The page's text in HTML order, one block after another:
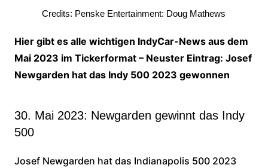
Credits: Penske Entertainment: Doug Mathews
Hier gibt es alle wichtigen IndyCar-News aus dem
Mai 2023 im Tickerformat – Neuster Eintrag: Josef
Newgarden hat das Indy 500 2023 gewonnen
30. Mai 2023: Newgarden gewinnt das Indy
500
Josef Newgarden hat das Indianapolis 500 2023